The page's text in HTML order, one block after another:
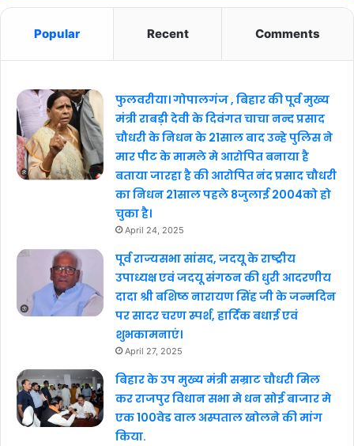
Popular Recent Comments
फुलवरीया। गोपालगंज , बिहार की पूर्व मुख्य
मंत्री राबड़ी देवी के दिवंगत चाचा नन्द प्रसाद
चौधरी के निधन के 21साल बाद उन्हे पुलिस ने
मार पीट के मामले मे आरोपित बनाया है
बताया जारहा है की आरोपित नंद प्रसाद चौधरी
का निधन 21साल पहले 8जुलाई 2004को हो
चुका है।
April 24, 2025
पूर्व राज्यसभा सांसद, जदयू के राष्ट्रीय
उपाध्यक्ष एवं जदयू संगठन की धुरी आदरणीय
दादा श्री बशिष्ठ नारायण सिंह जी के जन्मदिन
पर सादर चरण स्पर्श, हार्दिक बधाई एवं
शुभकामनाएं।
April 27, 2025
बिहार के उप मुख्य मंत्री सम्राट चौधरी मिल
कर राजपुर विधान सभा मे धन सोई बाजार मे
एक 100वेड वाल अस्पताल खोलने की मांग
किया.